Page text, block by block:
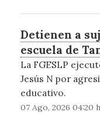
Detienen a
escuela de
La FGESLP
Jesús N por
educativo.
07 Ago, 2026 04:20 h